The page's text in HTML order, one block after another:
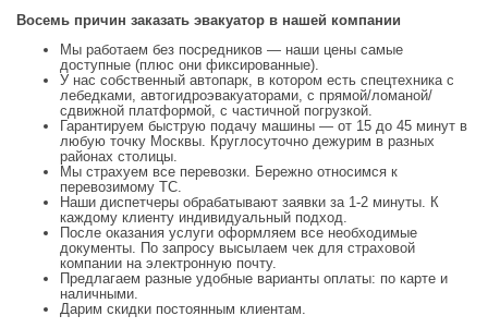
Восемь причин заказать эвакуатор в нашей компании
Мы работаем без посредников — наши цены самые
доступные (плюс они фиксированные).
У нас собственный автопарк, в котором есть спецтехника с
лебедками, автогидроэвакуаторами, с прямой/ломаной/
сдвижной платформой, с частичной погрузкой.
Гарантируем быструю подачу машины — от 15 до 45 минут в
любую точку Москвы. Круглосуточно дежурим в разных
районах столицы.
Мы страхуем все перевозки. Бережно относимся к
перевозимому ТС.
Наши диспетчеры обрабатывают заявки за 1-2 минуты. К
каждому клиенту индивидуальный подход.
После оказания услуги оформляем все необходимые
документы. По запросу высылаем чек для страховой
компании на электронную почту.
Предлагаем разные удобные варианты оплаты: по карте и
наличными.
Дарим скидки постоянным клиентам.